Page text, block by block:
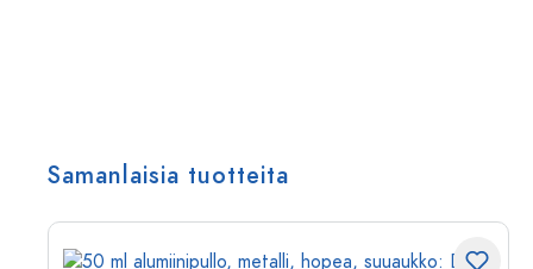
Samanlaisia tuotteita